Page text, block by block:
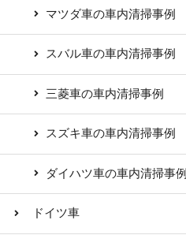
マツダ車の車内清掃事例
スバル車の車内清掃事例
三菱車の車内清掃事例
スズキ車の車内清掃事例
ダイハツ車の車内清掃事例
ドイツ車